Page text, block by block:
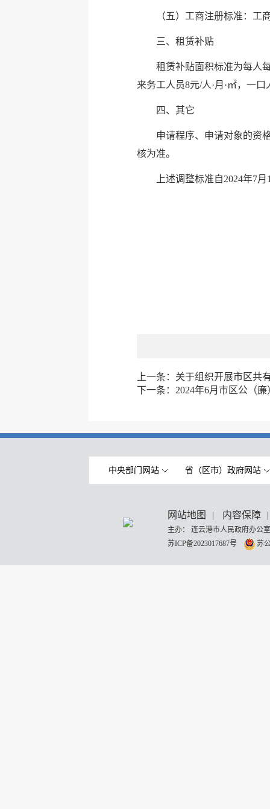
（五）工商注册标准：工
三、租赁补贴
租赁补贴面积标准为每人
来务工人员8元/人·月·㎡，一
四、其它
申请程序、申请对象的资
核为准。
上述调整标准自2024年7
上一条： 关于组织开展市区共
下一条： 2024年6月市区公（
中央部门网站 省（区市）政府网站
网站地图 | 内容保障 |
主办： 连云港市人民政府办
苏ICP备2023017687号
苏